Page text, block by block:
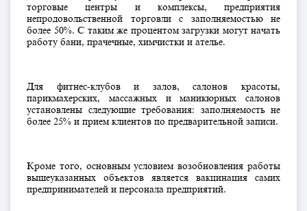
торговые центры и комплексы, предприятия
непродовольственной торговли с заполняемостью не
более 50%. С таким же процентом загрузки могут начать
работу бани, прачечные, химчистки и ателье.
Для фитнес-клубов и залов, салонов красоты,
парикмахерских, массажных и маникюрных салонов
установлены следующие требования: заполняемость не
более 25% и прием клиентов по предварительной записи.
Кроме того, основным условием возобновления работы
вышеуказанных объектов является вакцинация самих
предпринимателей и персонала предприятий.